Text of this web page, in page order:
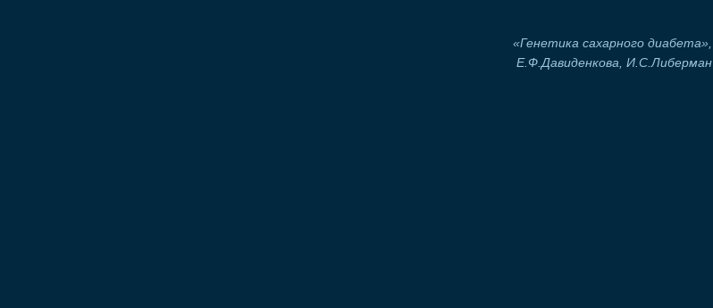
«Генетика сахарного диабета»,
Е.Ф.Давиденкова, И.С.Либерман